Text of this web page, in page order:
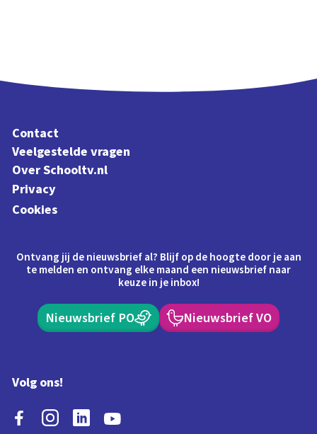
Contact
Veelgestelde vragen
Over Schooltv.nl
Privacy
Cookies
Ontvang jij de nieuwsbrief al? Blijf op de hoogte door je aan
te melden en ontvang elke maand een nieuwsbrief naar
keuze in je inbox!
Nieuwsbrief PO Nieuwsbrief VO
Volg ons!